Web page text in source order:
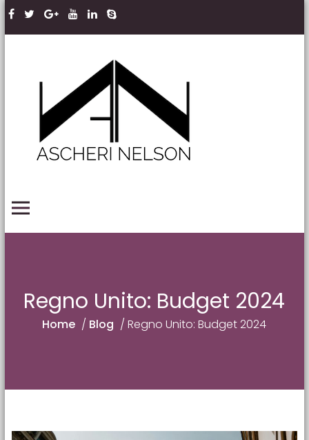
Skip to content
Regno Unito: Budget 2024
Home / Blog /Regno Unito: Budget 2024